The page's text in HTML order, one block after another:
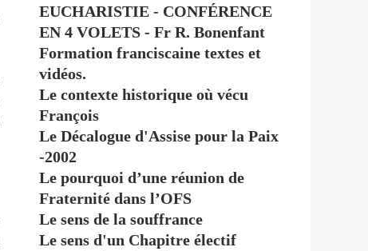
EUCHARISTIE - CONFÉRENCE
EN 4 VOLETS - Fr R. Bonenfant
Formation franciscaine textes et
vidéos.
Le contexte historique où vécu
François
Le Décalogue d'Assise pour la Paix
-2002
Le pourquoi d’une réunion de
Fraternité dans l’OFS
Le sens de la souffrance
Le sens d'un Chapitre électif